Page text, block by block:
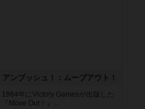
アンブッシュ！：ムーブアウト！
1984年にVictory Gamesが出版した
『Move Out！』...